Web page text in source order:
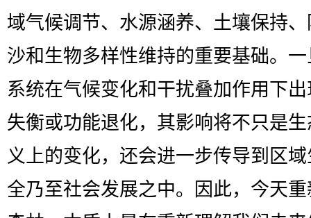
域气候调节、水源涵养、土壤保持
沙和生物多样性维持的重要基础。
系统在气候变化和干扰叠加作用下
失衡或功能退化，其影响将不只是
义上的变化，还会进一步传导到区
全乃至社会发展之中。因此，今天